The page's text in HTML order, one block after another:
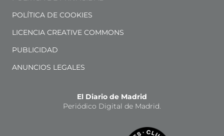
POLÍTICA DE COOKIES
LICENCIA CREATIVE COMMONS
PUBLICIDAD
ANUNCIOS LEGALES
El Diario de Madrid
Periódico Digital de Madrid.